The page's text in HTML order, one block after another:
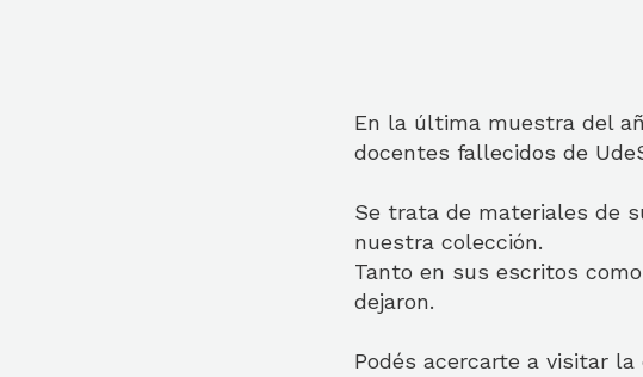
En la última muestra del
docentes fallecidos de
Se trata de materiales de
nuestra colección.
Tanto en sus escritos
dejaron.
Podés acercarte a visitar